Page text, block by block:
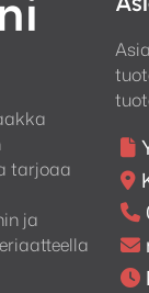
selkeän ja
kaikilla
tarjoaa
ja